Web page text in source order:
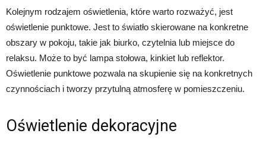
Kolejnym rodzajem oświetlenia, które warto rozważyć, jest
oświetlenie punktowe. Jest to światło skierowane na konkretne
obszary w pokoju, takie jak biurko, czytelnia lub miejsce do
relaksu. Może to być lampa stołowa, kinkiet lub reflektor.
Oświetlenie punktowe pozwala na skupienie się na konkretnych
czynnościach i tworzy przytulną atmosferę w pomieszczeniu.
Oświetlenie dekoracyjne